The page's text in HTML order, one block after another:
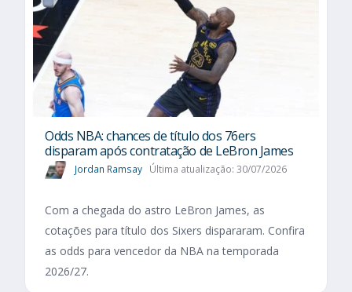
Odds NBA: chances de título dos 76ers
disparam após contratação de LeBron James
Jordan Ramsay Última atualização: 30/07/2026
Com a chegada do astro LeBron James, as
cotações para título dos Sixers dispararam. Confira
as odds para vencedor da NBA na temporada
2026/27.